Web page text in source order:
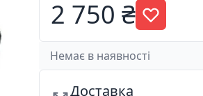
2 750 ₴
Немає в наявності
Доставка